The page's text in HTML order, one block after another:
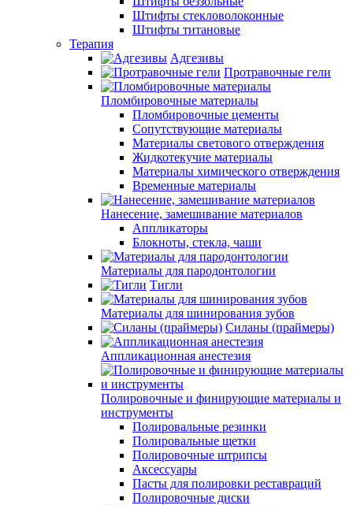
Штифты стекловолоконные
Штифты титановые
Терапия
Адгезивы
Протравочные гели
Пломбировочные материалы
Пломбировочные цементы
Сопутствующие материалы
Материалы светового отверждения
Жидкотекучие материалы
Материалы химического отверждения
Временные материалы
Нанесение, замешивание материалов
Аппликаторы
Блокноты, стекла, чаши
Материалы для пародонтологии
Тигли
Материалы для шинирования зубов
Силаны (праймеры)
Аппликационная анестезия
Полировочные и финирующие материалы и
инструменты
Полировальные резинки
Полировальные щетки
Полировочные штрипсы
Аксессуары
Пасты для полировки реставраций
Полировочные диски